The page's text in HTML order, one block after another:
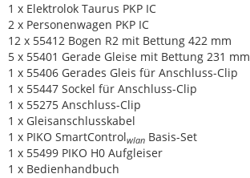
1 x Elektrolok Taurus PKP IC
2 x Personenwagen PKP IC
12 x 55412 Bogen R2 mit Bettung 422 mm
5 x 55401 Gerade Gleise mit Bettung 231 mm
1 x 55406 Gerades Gleis für Anschluss-Clip
1 x 55447 Sockel für Anschluss-Clip
1 x 55275 Anschluss-Clip
1 x Gleisanschlusskabel
1 x PIKO SmartControlwlan Basis-Set
1 x 55499 PIKO H0 Aufgleiser
1 x Bedienhandbuch